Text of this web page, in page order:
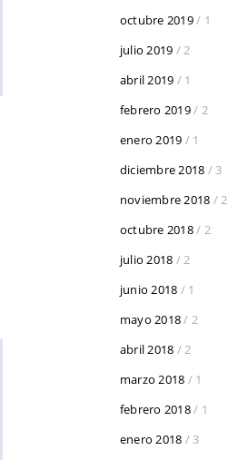
octubre 2019/ 1
julio 2019 / 2
abril 2019 / 1
febrero 2019/ 2
enero 2019 / 1
diciembre 2018 / 3
noviembre 2018 / 2
octubre 2018/ 2
julio 2018 / 2
junio 2018 / 1
mayo 2018/ 2
abril 2018 / 2
marzo 2018 / 1
febrero 2018/ 1
enero 2018 / 3